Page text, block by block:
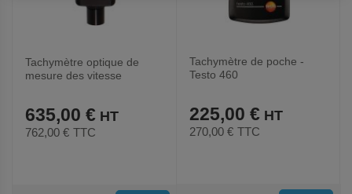
Tachymètre optique de
mesure des vitesse
635,00 €
762,00 € TTC
Tachymètre de poche -
Testo 460
225,00 €
270,00 € TTC